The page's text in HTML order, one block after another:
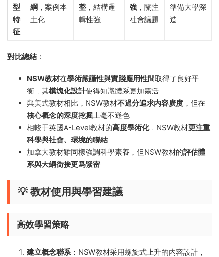
型
特
征
綱 ，案例本
土化
整 ，結構邏
輯性強
強 ，關注
社會議題
準備大學深
造
對比總結 ：
NSW教材在學術嚴謹性與實踐應用性間取得了良好平
衡，其模塊化設計使得知識體系更加靈活
與美式教材相比，NSW教材不過分追求内容廣度 ，但在
核心概念的深度挖掘上毫不遜色
相較于英國A-Level教材的高度學術化，NSW教材更注重
科學與社會、環境的聯結
加拿大教材雖同樣強調科學素養，但NSW教材的評估體
系與大綱銜接更爲緊密
💡 教材使用與學習建議
高效學習策略
建立概念聯系：NSW教材采用螺旋式上升的内容設計，